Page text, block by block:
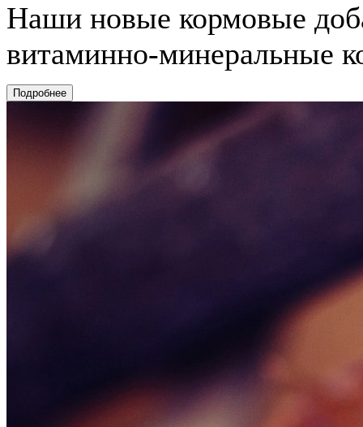
Наши новые кормовые
витаминно-минеральные
Подробнее